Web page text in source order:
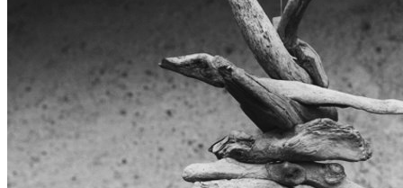
Über mich
Impressum
Datenschutz
Suche